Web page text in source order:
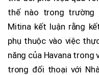
thế nào trong trường
Mitina kết luận rằng
phụ thuộc vào việc
năng của Havana trong
trong đối thoại với